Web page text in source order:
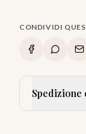
CONDIVIDI
Spedizione